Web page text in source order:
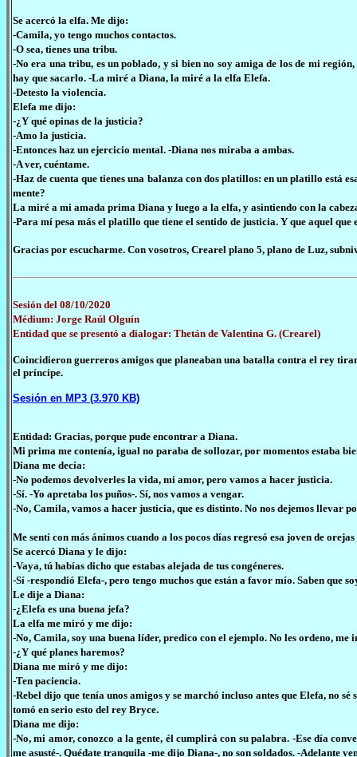
Se acercó la elfa. Me dijo:
-Camila, yo tengo muchos contactos.
-O sea, tienes una tribu.
-No era una tribu, es un poblado, y si bien no soy amiga de los de mi
hay que sacarlo. -La miré a Diana, la miré a la elfa Elefa.
-Detesto la violencia.
Elefa me dijo:
-¿Y qué opinas de la justicia?
-Amo la justicia.
-Entonces haz un ejercicio mental. -Diana nos miraba a ambas.
-A ver, cuéntame.
-Haz de cuenta que tienes una balanza con dos platillos: en un platillo está
mente?
La miré a mi amada prima Diana y luego a la elfa, y asintiendo con la
-Para mí pesa más el platillo que tiene el sentido de justicia. Y que aquel
Gracias por escucharme. Con vosotros, Crearel plano 5, plano de Luz,
Sesión del 08/10/2020
Médium: Jorge Raúl Olguín
Entidad que se presentó a dialogar: Thetán de Valentina G. (Crearel)
Coincidieron guerreros amigos que planeaban una batalla contra el rey
el príncipe.
Sesión en MP3 (3.970 KB)
Entidad: Gracias, porque pude encontrar a Diana.
Mi prima me contenía, igual no paraba de sollozar, por momentos estaba
Diana me decía:
-No podemos devolverles la vida, mi amor, pero vamos a hacer justicia.
-Sí. -Yo apretaba los puños-. Sí, nos vamos a vengar.
-No, Camila, vamos a hacer justicia, que es distinto. No nos dejemos llevar
Me sentí con más ánimos cuando a los pocos días regresó esa joven de
Se acercó Diana y le dijo:
-Vaya, tú habías dicho que estabas alejada de tus congéneres.
-Sí -respondió Elefa-, pero tengo muchos que están a favor mío. Saben que
Le dije a Diana:
-¿Elefa es una buena jefa?
La elfa me miró y me dijo:
-No, Camila, soy una buena líder, predico con el ejemplo. No les ordeno,
-¿Y qué planes haremos?
Diana me miró y me dijo:
-Ten paciencia.
-Rebel dijo que tenía unos amigos y se marchó incluso antes que Elefa, no
tomó en serio esto del rey Bryce.
Diana me dijo:
-No, mi amor, conozco a la gente, él cumplirá con su palabra. -Ese día
me asusté-. Quédate tranquila -me dijo Diana-, no son soldados. -Adelante